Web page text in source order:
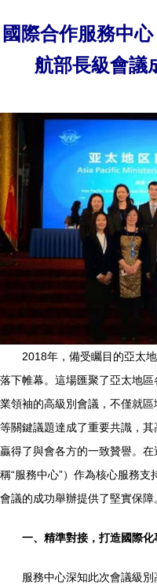
國際合作服務中
航部長級會議
2018年，備受矚目的亞太
落下帷幕。這場匯聚了亞太地
業領袖的高級別會議，不僅就
等關鍵議題達成了重要共識，
贏得了與會各方的一致贊譽。
稱“服務中心”）作為核心服務
會議的成功舉辦提供了堅實保障
一、精準對接，打造國際
服務中心深知此次會議級